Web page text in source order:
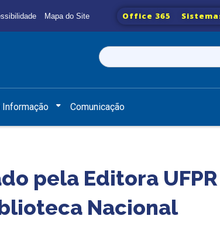
Mapa do Site Office 365
Pesquisar
por:
Comunicação
pela Editora
Nacional